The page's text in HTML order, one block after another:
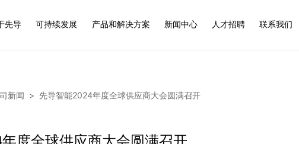
先导 可持续发展 产品和解决方案 新闻中心 人才招聘 联系我们
新闻 > 先导智能2024年度全球供应商大会圆满召开
年度全球供应商大会圆满召开